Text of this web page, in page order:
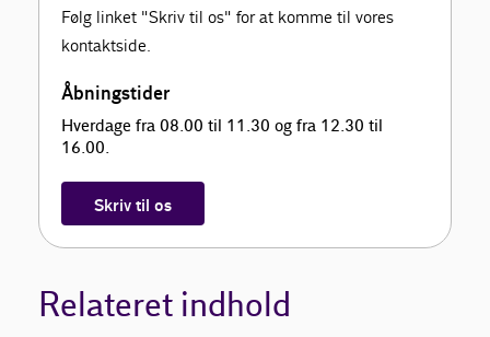
Følg linket "Skriv til os" for at komme til vores
kontaktside.
Åbningstider
Hverdage fra 08.00 til 11.30 og fra 12.30 til
16.00.
Skriv til os
Relateret indhold